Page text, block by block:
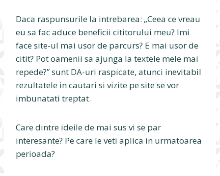
Daca raspunsurile la intrebarea: „Ceea ce vreau
eu sa fac aduce beneficii cititorului meu? Imi
face site-ul mai usor de parcurs? E mai usor de
citit? Pot oamenii sa ajunga la textele mele mai
repede?” sunt DA-uri raspicate, atunci inevitabil
rezultatele in cautari si vizite pe site se vor
imbunatati treptat.
Care dintre ideile de mai sus vi se par
interesante? Pe care le veti aplica in urmatoarea
perioada?